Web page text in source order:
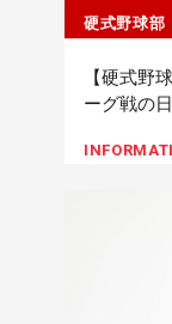
硬式野球部
【硬式野
ーグ戦の